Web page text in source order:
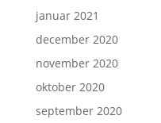
januar 2021
december 2020
november 2020
oktober 2020
september 2020